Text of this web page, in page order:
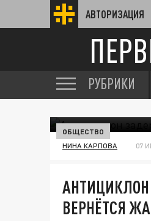
АВТОРИЗАЦИЯ
РУБРИКИ
ОБЩЕСТВО
НИНА КАРПОВА 07
ВЕРНЁТСЯ